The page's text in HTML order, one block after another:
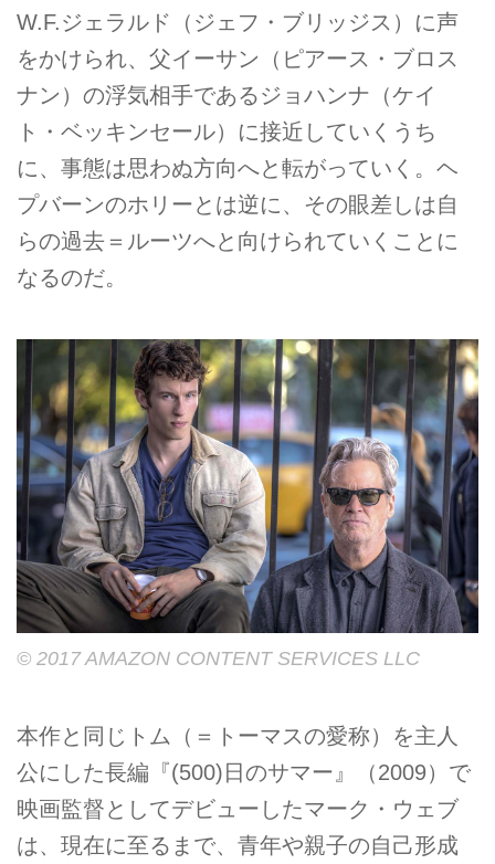
W.F.ジェラルド（ジェフ・ブリッジス）に声
をかけられ、父イーサン（ピアース・ブロス
ナン）の浮気相手であるジョハンナ（ケイ
ト・ベッキンセール）に接近していくうち
に、事態は思わぬ方向へと転がっていく。ヘ
プバーンのホリーとは逆に、その眼差しは自
らの過去＝ルーツへと向けられていくことに
なるのだ。
© 2017 AMAZON CONTENT SERVICES LLC
本作と同じトム（＝トーマスの愛称）を主人
公にした長編『(500)日のサマー』（2009）で
映画監督としてデビューしたマーク・ウェブ
は、現在に至るまで、青年や親子の自己形成